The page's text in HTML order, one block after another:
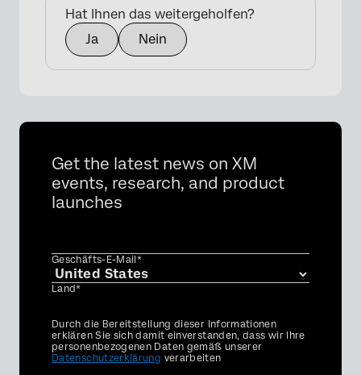
Hat Ihnen das weitergeholfen?
Ja
Nein
Get the latest news on XM
events, research, and product
launches
Geschäfts-E-Mail*
Land*
Privacy
Optin
Durch die Bereitstellung dieser Informationen
erklären Sie sich damit einverstanden, dass wir Ihre
personenbezogenen Daten gemäß unserer
Datenschutzerklärung verarbeiten